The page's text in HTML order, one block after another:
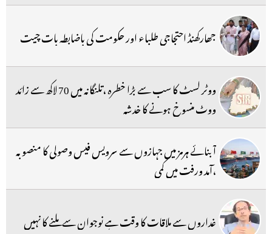
جھارکھنڈ احتجاجی طلباء اور حکومت کی باضابطہ بات چیت
ووٹر لسٹ کا سب سے بڑا خطرہ ،تلنگانہ میں 70 لاکھ سے زائد
ووٹ منسوخ ہونے کا خدشہ
آبنائے ہرمز میں جہازوں سے سرویس فیس وصولی کا منصوبہ
،آمد ورفت میں کمی
غداروں سے ملاقات کا وقت ہے نوجوان سے ملنے کا نہیں